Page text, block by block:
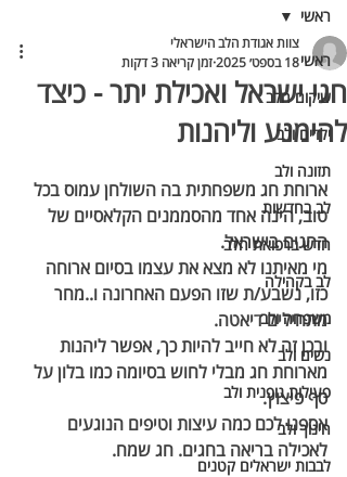
ראשי
שיקום הלב
ילדים ולב
תזונה ולב
לב בחדשות
חדש ברפואת הלב
לב בקהילה
משפחה ולב
נשים ולב
פעילות גופנית ולב
חינוך ולב
לבבות ישראלים קטנים
ראשי
חגי ישראל ואכילת יתר - כיצד
להימנע וליהנות
צוות אגודת הלב הישראלי
18 בספט׳ 2025
זמן קריאה 3 דקות
ארוחת חג משפחתית בה השולחן עמוס בכל
טוב, הינה אחד מהסממנים הקלאסיים של
החגים בישראל.
מי מאיתנו לא מצא את עצמו בסיום ארוחה
כזו, נשבע/ת שזו הפעם האחרונה ו..מחר
מתחילים דיאטה.
ובכן זה לא חייב להיות כך, אפשר ליהנות
מארוחת חג מבלי לחוש בסיומה כמו בלון על
סף פיצוץ.
אספנו לכם כמה עיצות וטיפים הנוגעים
לאכילה בריאה בחגים. חג שמח.